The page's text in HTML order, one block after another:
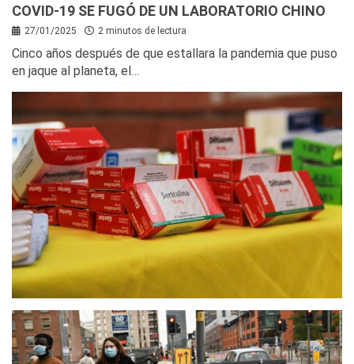
COVID-19 SE FUGÓ DE UN LABORATORIO CHINO
27/01/2025 2 minutos de lectura
Cinco años después de que estallara la pandemia que puso
en jaque al planeta, el…